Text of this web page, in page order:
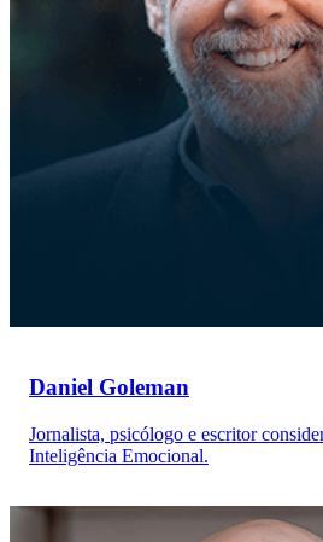
Daniel Goleman
Jornalista, psicólogo e escritor
Inteligência Emocional.